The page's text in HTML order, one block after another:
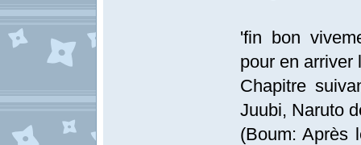
'fin bon
pour en arriver
Chapitre
Juubi, Naruto
(Boum: Après